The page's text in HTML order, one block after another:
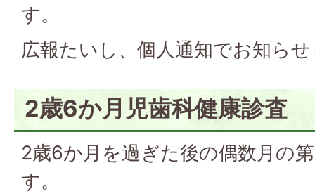
す。
広報たいし、個人通知でお知ら
2歳6か月児歯科健康診査
2歳6か月を過ぎた後の偶数月の
す。